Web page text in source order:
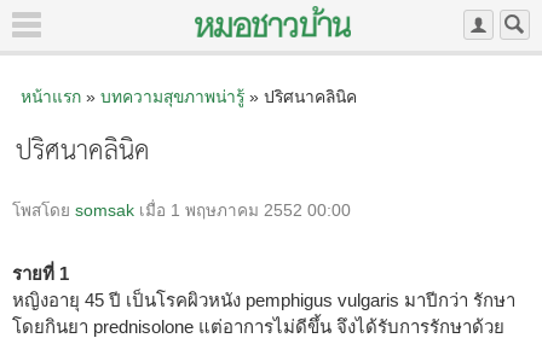
หน้าแรก» บทความสุขภาพน่ารู้» ปริศนาคลินิค
ปริศนาคลินิค
โพสโดย somsak เมื่อ 1 พฤษภาคม 2552 00:00
รายที่ 1
หญิงอายุ 45 ปี เป็นโรคผิวหนัง pemphigus vulgaris มาปีกว่า รักษา
โดยกินยา prednisolone แต่อาการไม่ดีขึ้น จึงได้รับการรักษาด้วย